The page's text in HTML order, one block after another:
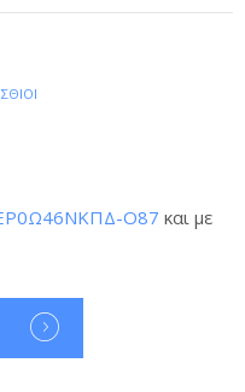
Ο87 και με